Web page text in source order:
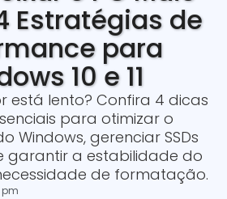
Estratégias de
para
10 e 11
está lento? Confira 4 dicas
para otimizar o
Windows, gerenciar SSDs
garantir a estabilidade do
de formatação.
pm